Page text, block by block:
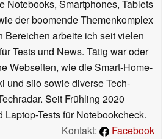
Notebooks, Smartphones, Tablets
der boomende Themenkomplex
Bereichen arbeite ich seit vielen
Tests und News. Tätig war oder
Webseiten, wie die Smart-Home-
und siio sowie diverse Tech-
Seit Frühling 2020
Tests für Notebookcheck.
Kontakt:
Facebook